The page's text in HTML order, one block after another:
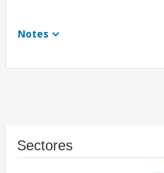
Notes
Sectores